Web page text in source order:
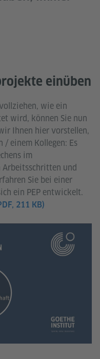
einüben
wie ein
wird, können Sie nun
Ihnen hier vorstellen,
einem Kollegen: Es
im
Arbeitsschritten und
Sie bei einer
ein PEP entwickelt.
211 KB)